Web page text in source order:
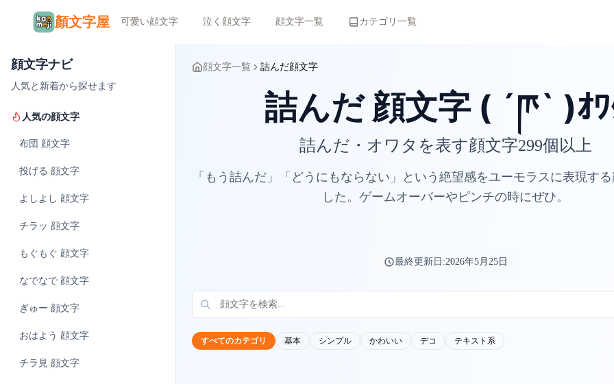
顏文字屋 可愛い顔文字 泣く顔文字 顔文字一覧 カテゴリ一覧
顔文字ナビ
人気と新着から探せます
人気の顔文字
布団 顔文字
投げる 顔文字
よしよし 顔文字
チラッ 顔文字
もぐもぐ 顔文字
なでなで 顔文字
ぎゅー 顔文字
おはよう 顔文字
チラ見 顔文字
顔文字一覧 詰んだ顔文字
詰んだ 顔文字 ( ´ཫ` )ｵ
詰んだ・オワタを表す顔文字299個以上
「もう詰んだ」「どうにもならない」という絶望感をユーモラスに表現す
した。ゲームオーバーやピンチの時にぜひ。
最終更新日:2026年5月25日
すべてのカテゴリ 基本 シンプル かわいい デコ テキスト系